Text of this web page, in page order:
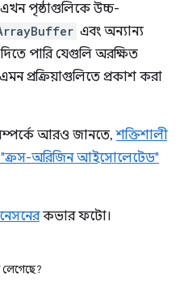
পৃষ্ঠাগুলিকে উচ্চ-
এবং অন্যান্য
পারি যেগুলি অরক্ষিত
প্রক্রিয়াগুলিতে প্রকাশ করা
আরও জানতে,শক্তিশালী
"ক্রস-অরিজিন আইসোলেটেড"
কভার ফটো।